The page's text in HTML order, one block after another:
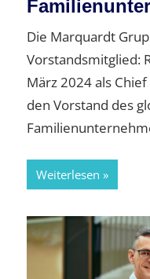
Die Marquardt
Vorstandsmitglied:
März 2024 als
den Vorstand des
Weiterlesen